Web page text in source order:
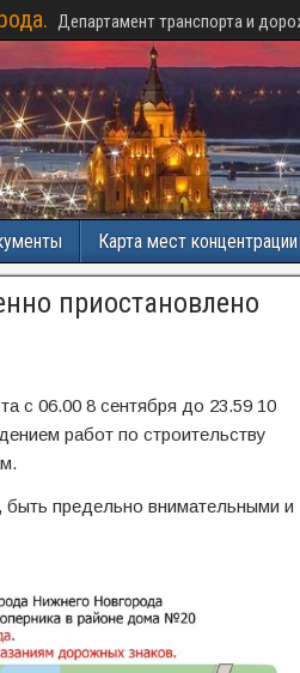
Департамент транспорта и
Карта мест
приостановлено
с 06.00 8 сентября до 23.59 10
работ по строительству
предельно внимательными и